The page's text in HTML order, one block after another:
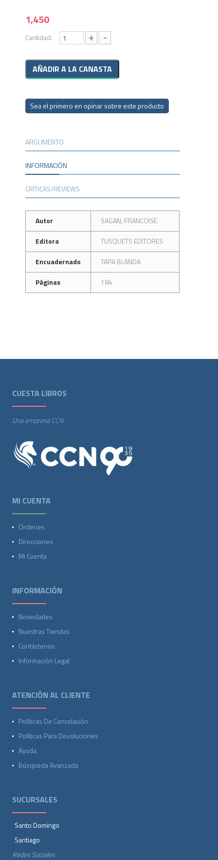
1,450
Cantidad: + -
Sea el primero en opinar sobre este producto
ARGUMENTO
INFORMACIÓN
CRÍTICAS/REVIEWS
Autor
SAGAN, FRANCOISE
Editora
TUSQUETS EDITORES
Encuadernado
TAPA BLANDA
Páginas
184
CUESTA LIBROS
Una empresa CCN
MI CUENTA
Ordenes
Direcciones
Mi Cuenta
INFORMACIÓN
Novedades
Nuestras Tiendas
Contáctenos
Información Legal
ATENCIÓN AL CLIENTE
Políticas De Cancelación
Políticas Para Devoluciones
Ayuda
Búsqueda Avanzada
SUCURSALES
Santo Domingo
Santiago
Redes Sociales